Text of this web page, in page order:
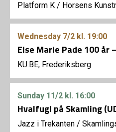
Platform K / Horsens
Wednesday 7/2 kl. 19:00
Else Marie Pade 100 år
KU.BE, Frederiksberg
Sunday 11/2 kl. 16:00
Hvalfugl på Skamling
Jazz i Trekanten /